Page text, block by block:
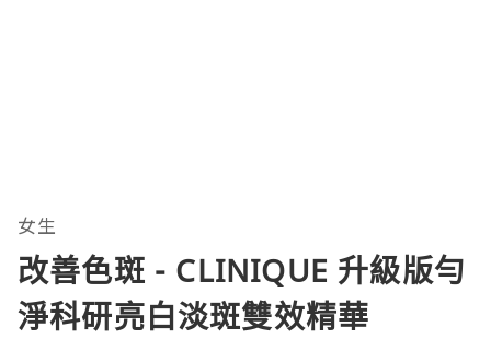
女生
改善色斑 - CLINIQUE 升級版勻
淨科研亮白淡斑雙效精華